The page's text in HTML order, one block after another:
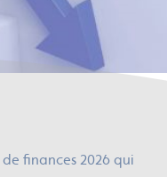
finances 2026 qui